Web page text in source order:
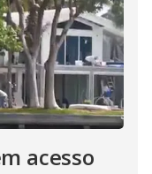
acesso